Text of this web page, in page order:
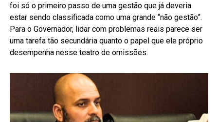
foi só o primeiro passo de uma gestão que já deveria
estar sendo classificada como uma grande “não gestão”.
Para o Governador, lidar com problemas reais parece ser
uma tarefa tão secundária quanto o papel que ele próprio
desempenha nesse teatro de omissões.